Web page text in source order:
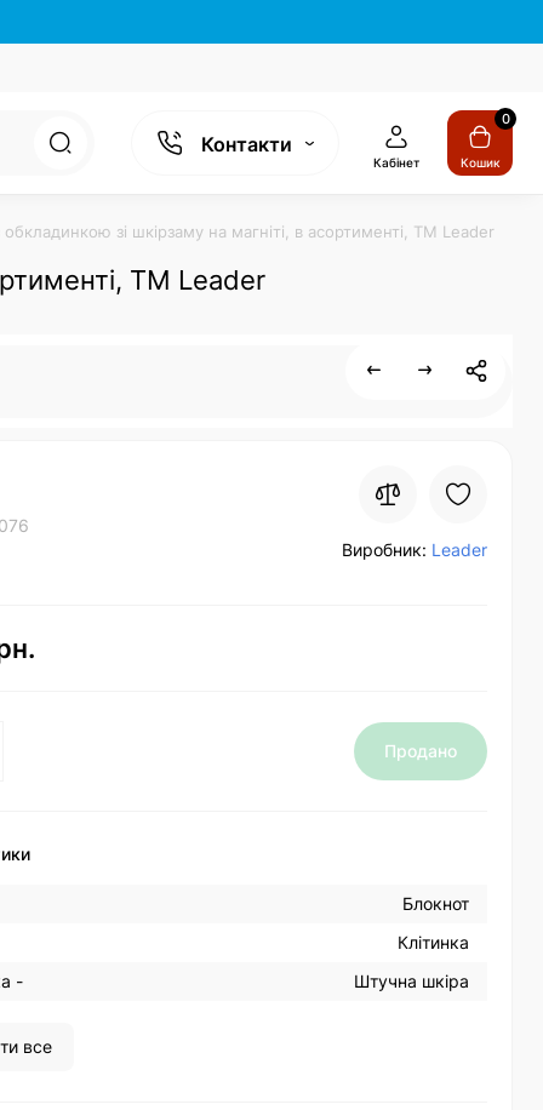
Контакти
Кабінет
0
Кошик
зі шкірзаму на магніті, в асортименті, TM Leader
TM Leader
Виробник: Leader
Продано
Блокнот
Клітинка
-
Штучна шкіра
все